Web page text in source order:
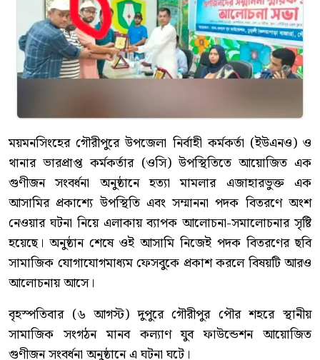
ময়মনসিংহের গৌরীপুরে উপজেলা নির্বাহী কর্মকর্তা (ইউএনও) ও
থানার ভারপ্রাপ্ত কর্মকর্তার (ওসি) উপস্থিতিতে আয়োজিত এক
গুণীজন সংবর্ধনা অনুষ্ঠানে হত্যা মামলার এজাহারভুক্ত এক
আসামির প্রকাশ্যে উপস্থিতি এবং সম্মাননা পদক বিতরণে অংশ
নেওয়ার ঘটনা নিয়ে এলাকায় ব্যাপক আলোচনা-সমালোচনার সৃষ্টি
হয়েছে। অনুষ্ঠান শেষে ওই আসামি নিজেই পদক বিতরণের ছবি
সামাজিক যোগাযোগমাধ্যম ফেসবুকে প্রকাশ করলে বিষয়টি আরও
আলোচনায় আসে।
বৃহস্পতিবার (৬ আগস্ট) দুপুরে গৌরীপুর পৌর শহরে স্থানীয়
সামাজিক সংগঠন মানব কল্যাণ যুব ফাউন্ডেশন আয়োজিত
গুণীজন সংবর্ধনা অনুষ্ঠানে এ ঘটনা ঘটে।